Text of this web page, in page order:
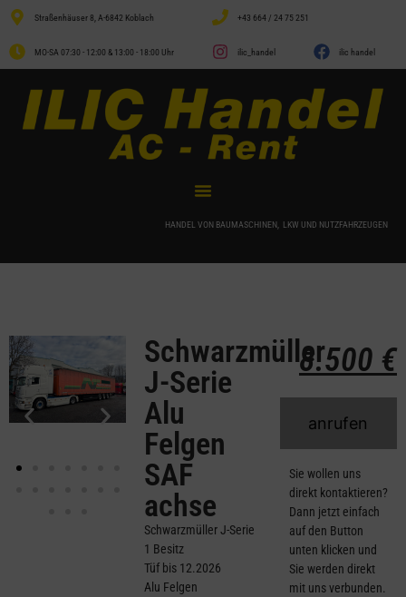
Straßenhäuser 8, A-6842 Koblach +43 664 / 24 75 251
MO-SA 07:30 - 12:00 & 13:00 - 18:00 Uhr ilic_handel ilic handel
HANDEL VON BAUMASCHINEN, LKW UND NUTZFAHRZEUGEN
Schwarzmüller
J-Serie
Alu
Felgen
SAF
achse
Schwarzmüller J-Serie
1 Besitz
Tüf bis 12.2026
Alu Felgen
8.500 €
anrufen
Sie wollen uns
direkt kontaktieren?
Dann jetzt einfach
auf den Button
unten klicken und
Sie werden direkt
mit uns verbunden.